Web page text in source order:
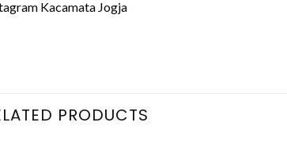
Kacamata Jogja
PRODUCTS